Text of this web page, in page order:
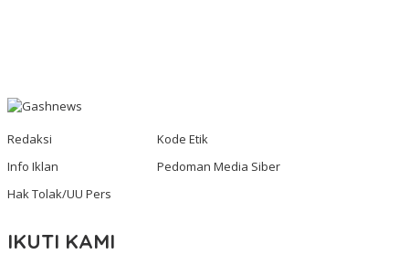
Redaksi
Kode Etik
Info Iklan
Pedoman Media Siber
Hak Tolak/UU Pers
IKUTI KAMI